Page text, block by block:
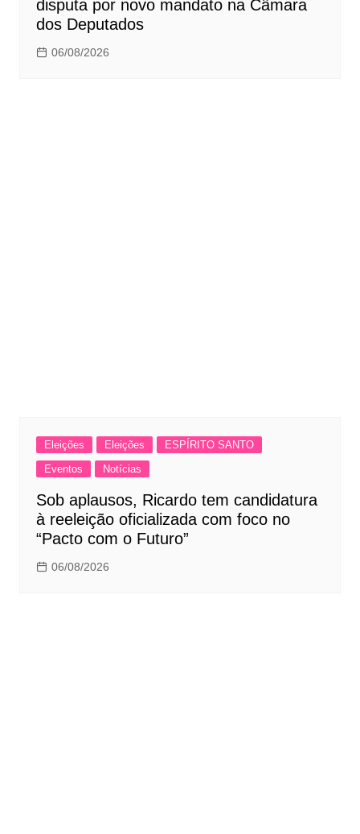
disputa por novo mandato na Câmara
dos Deputados
06/08/2026
Eleições Eleições
ESPÍRITO SANTO
Eventos
Notícias
Sob aplausos, Ricardo tem candidatura
à reeleição oficializada com foco no
“Pacto com o Futuro”
06/08/2026